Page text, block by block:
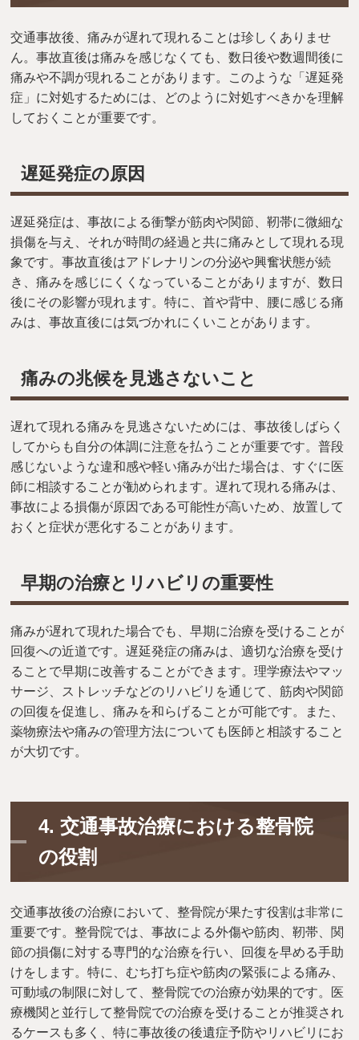
交通事故後、痛みが遅れて現れることは珍しくありませ
ん。事故直後は痛みを感じなくても、数日後や数週間後に
痛みや不調が現れることがあります。このような「遅延発
症」に対処するためには、どのように対処すべきかを理解
しておくことが重要です。
遅延発症の原因
遅延発症は、事故による衝撃が筋肉や関節、靭帯に微細な
損傷を与え、それが時間の経過と共に痛みとして現れる現
象です。事故直後はアドレナリンの分泌や興奮状態が続
き、痛みを感じにくくなっていることがありますが、数日
後にその影響が現れます。特に、首や背中、腰に感じる痛
みは、事故直後には気づかれにくいことがあります。
痛みの兆候を見逃さないこと
遅れて現れる痛みを見逃さないためには、事故後しばらく
してからも自分の体調に注意を払うことが重要です。普段
感じないような違和感や軽い痛みが出た場合は、すぐに医
師に相談することが勧められます。遅れて現れる痛みは、
事故による損傷が原因である可能性が高いため、放置して
おくと症状が悪化することがあります。
早期の治療とリハビリの重要性
痛みが遅れて現れた場合でも、早期に治療を受けることが
回復への近道です。遅延発症の痛みは、適切な治療を受け
ることで早期に改善することができます。理学療法やマッ
サージ、ストレッチなどのリハビリを通じて、筋肉や関節
の回復を促進し、痛みを和らげることが可能です。また、
薬物療法や痛みの管理方法についても医師と相談すること
が大切です。
4. 交通事故治療における整骨院
の役割
交通事故後の治療において、整骨院が果たす役割は非常に
重要です。整骨院では、事故による外傷や筋肉、靭帯、関
節の損傷に対する専門的な治療を行い、回復を早める手助
けをします。特に、むち打ち症や筋肉の緊張による痛み、
可動域の制限に対して、整骨院での治療が効果的です。医
療機関と並行して整骨院での治療を受けることが推奨され
るケースも多く、特に事故後の後遺症予防やリハビリにお